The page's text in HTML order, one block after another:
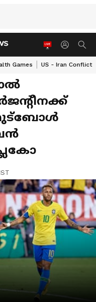
Games US - Iran Conflict